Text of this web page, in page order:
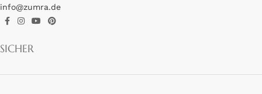
info@zumra.de
SICHER